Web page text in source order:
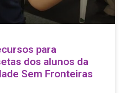
para
dos alunos da
Sem Fronteiras